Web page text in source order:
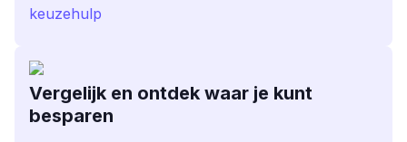
keuzehulp
Vergelijk en ontdek waar je kunt
besparen